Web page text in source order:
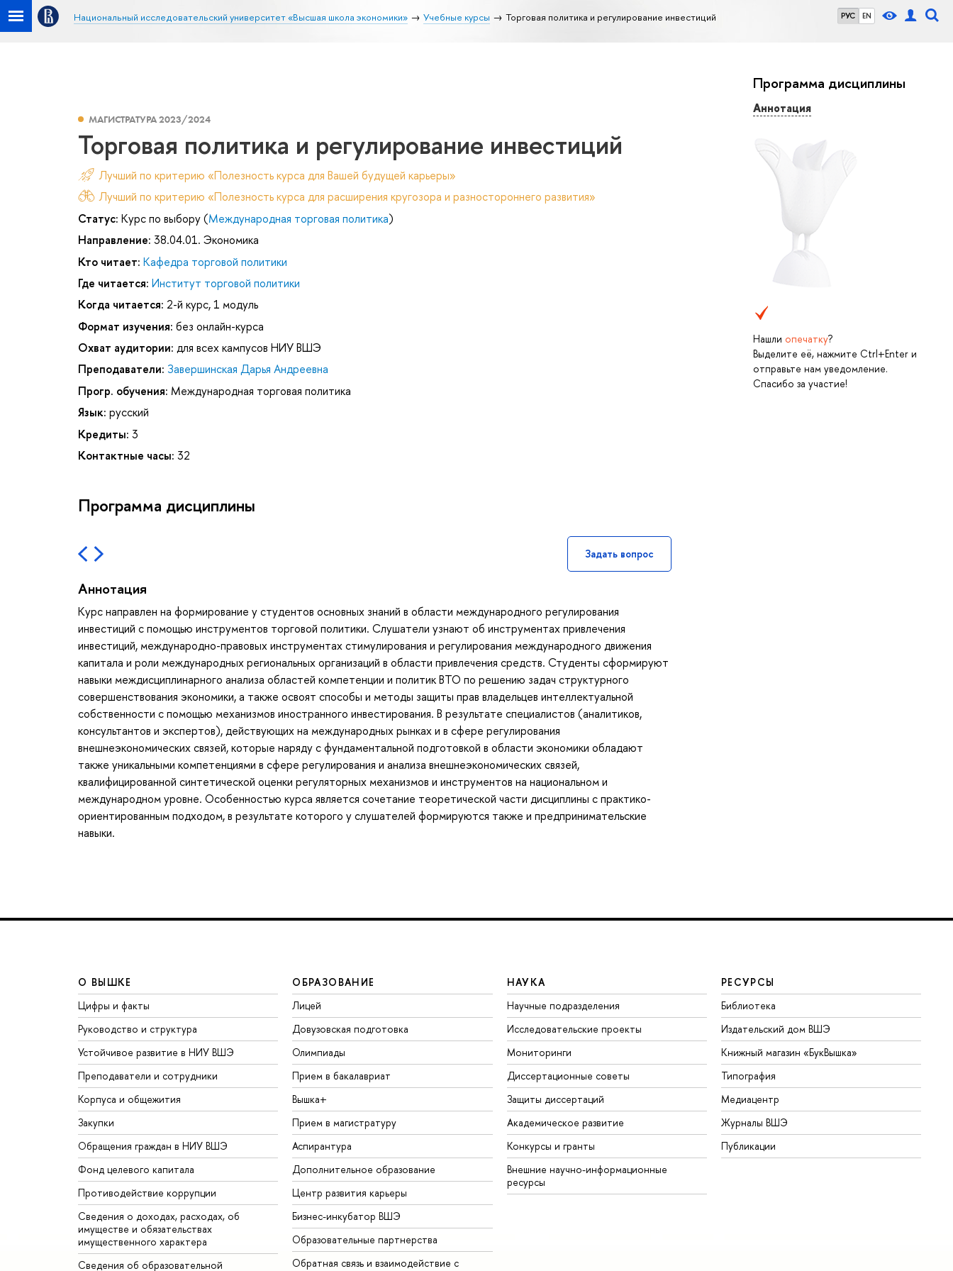
РУС EN
Национальный исследовательский университет «Высшая школа экономики» Учебные курсы Торговая политика и регулирование инвестиций
Программа дисциплины
Аннотация
Нашли опечатку?
Выделите её, нажмите Ctrl+Enter и
отправьте нам уведомление.
Спасибо за участие!
МАГИСТРАТУРА 2023/2024
Торговая политика и регулирование инвестиций
Лучший по критерию «Полезность курса для Вашей будущей карьеры»
Лучший по критерию «Полезность курса для расширения кругозора и разностороннего развития»
Статус: Курс по выбору (Международная торговая политика)
Направление: 38.04.01. Экономика
Кто читает: Кафедра торговой политики
Где читается: Институт торговой политики
Когда читается: 2-й курс, 1 модуль
Формат изучения: без онлайн-курса
Охват аудитории: для всех кампусов НИУ ВШЭ
Преподаватели: Завершинская Дарья Андреевна
Прогр. обучения: Международная торговая политика
Язык: русский
Кредиты: 3
Контактные часы: 32
Программа дисциплины
Задать вопрос
Аннотация
Курс направлен на формирование у студентов основных знаний в области международного регулирования
инвестиций с помощью инструментов торговой политики. Слушатели узнают об инструментах привлечения
инвестиций, международно-правовых инструментах стимулирования и регулирования международного движения
капитала и роли международных региональных организаций в области привлечения средств. Студенты сформируют
навыки междисциплинарного анализа областей компетенции и политик ВТО по решению задач структурного
совершенствования экономики, а также освоят способы и методы защиты прав владельцев интеллектуальной
собственности с помощью механизмов иностранного инвестирования. В результате специалистов (аналитиков,
консультантов и экспертов), действующих на международных рынках и в сфере регулирования
внешнеэкономических связей, которые наряду с фундаментальной подготовкой в области экономики обладают
также уникальными компетенциями в сфере регулирования и анализа внешнеэкономических связей,
квалифицированной синтетической оценки регуляторных механизмов и инструментов на национальном и
международном уровне. Особенностью курса является сочетание теоретической части дисциплины с практико-
ориентированным подходом, в результате которого у слушателей формируются также и предпринимательские
навыки.
О ВЫШКЕ
Цифры и факты
Руководство и структура
Устойчивое развитие в НИУ ВШЭ
Преподаватели и сотрудники
Корпуса и общежития
Закупки
Обращения граждан в НИУ ВШЭ
Фонд целевого капитала
Противодействие коррупции
Сведения о доходах, расходах, об
имуществе и обязательствах
имущественного характера
Сведения об образовательной
ОБРАЗОВАНИЕ
Лицей
Довузовская подготовка
Олимпиады
Прием в бакалавриат
Вышка+
Прием в магистратуру
Аспирантура
Дополнительное образование
Центр развития карьеры
Бизнес-инкубатор ВШЭ
Образовательные партнерства
Обратная связь и взаимодействие с
НАУКА
Научные подразделения
Исследовательские проекты
Мониторинги
Диссертационные советы
Защиты диссертаций
Академическое развитие
Конкурсы и гранты
Внешние научно-информационные
ресурсы
РЕСУРСЫ
Библиотека
Издательский дом ВШЭ
Книжный магазин «БукВышка»
Типография
Медиацентр
Журналы ВШЭ
Публикации